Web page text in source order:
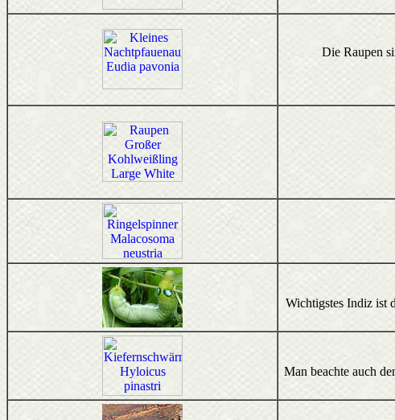
Die Raupen
Wichtigstes Indiz ist
Man beachte auch